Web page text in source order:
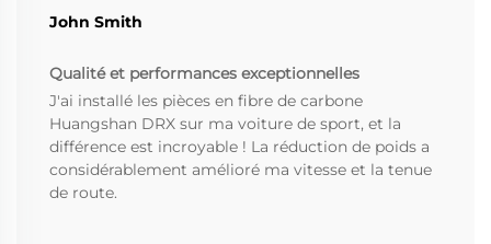
John Smith
Qualité et performances exceptionnelles
J'ai installé les pièces en fibre de carbone
Huangshan DRX sur ma voiture de sport, et la
différence est incroyable ! La réduction de poids a
considérablement amélioré ma vitesse et la tenue
de route.